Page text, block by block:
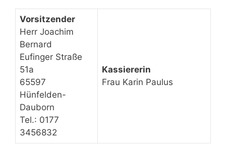
Vorsitzender
Herr Joachim
Bernard
Eufinger Straße
51a
65597
Hünfelden-
Dauborn
Tel.: 0177
3456832
Kassiererin
Frau Karin Paulus